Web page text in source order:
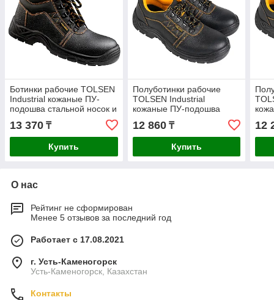
Ботинки рабочие TOLSEN
Industrial кожаные ПУ-
подошва стальной носок и
стелька р.41 45353
13 370 ₸
Купить
Полуботинки рабочие
TOLSEN Industrial
кожаные ПУ-подошва
стальной носок размер 39
45321
12 860₸
Купить
12
О нас
Рейтинг не сформирован
Менее 5 отзывов за последний год
Работает с 17.08.2021
г. Усть-Каменогорск
Усть-Каменогорск, Казахстан
Контакты